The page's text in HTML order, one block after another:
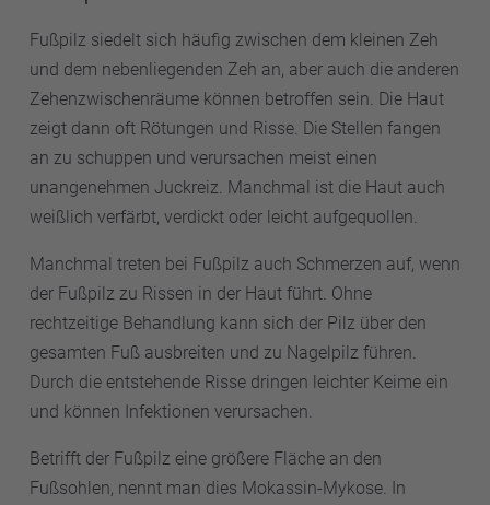
Fußpilz siedelt sich häufig zwischen dem kleinen Zeh
und dem nebenliegenden Zeh an, aber auch die anderen
Zehenzwischenräume können betroffen sein. Die Haut
zeigt dann oft Rötungen und Risse. Die Stellen fangen
an zu schuppen und verursachen meist einen
unangenehmen Juckreiz. Manchmal ist die Haut auch
weißlich verfärbt, verdickt oder leicht aufgequollen.
Manchmal treten bei Fußpilz auch Schmerzen auf, wenn
der Fußpilz zu Rissen in der Haut führt. Ohne
rechtzeitige Behandlung kann sich der Pilz über den
gesamten Fuß ausbreiten und zu Nagelpilz führen.
Durch die entstehende Risse dringen leichter Keime ein
und können Infektionen verursachen.
Betrifft der Fußpilz eine größere Fläche an den
Fußsohlen, nennt man dies Mokassin-Mykose. In